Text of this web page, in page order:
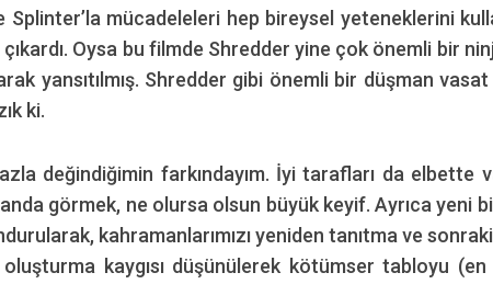
Splinter’la mücadeleleri hep bireysel yeteneklerini
Oysa bu filmde Shredder yine çok önemli bir
yansıtılmış. Shredder gibi önemli bir düşman
ki.
değindiğimin farkındayım. İyi tarafları da elbette
görmek, ne olursa olsun büyük keyif. Ayrıca yeni
kahramanlarımızı yeniden tanıtma ve
kaygısı düşünülerek kötümser tabloyu (en